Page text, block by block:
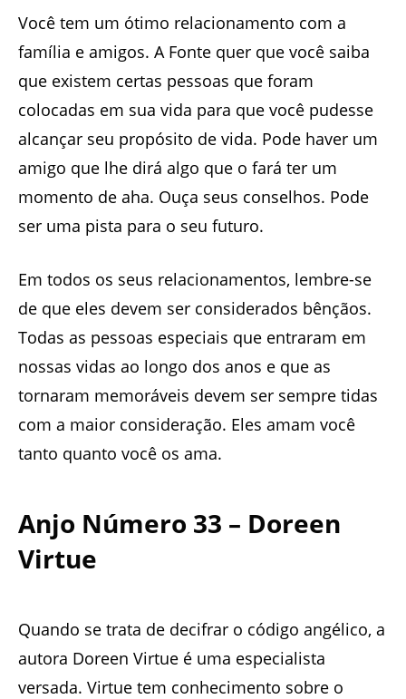
Você tem um ótimo relacionamento com a
família e amigos. A Fonte quer que você saiba
que existem certas pessoas que foram
colocadas em sua vida para que você pudesse
alcançar seu propósito de vida. Pode haver um
amigo que lhe dirá algo que o fará ter um
momento de aha. Ouça seus conselhos. Pode
ser uma pista para o seu futuro.
Em todos os seus relacionamentos, lembre-se
de que eles devem ser considerados bênçãos.
Todas as pessoas especiais que entraram em
nossas vidas ao longo dos anos e que as
tornaram memoráveis ​​devem ser sempre tidas
com a maior consideração. Eles amam você
tanto quanto você os ama.
Anjo Número 33 – Doreen
Virtue
Quando se trata de decifrar o código angélico, a
autora Doreen Virtue é uma especialista
versada. Virtue tem conhecimento sobre o